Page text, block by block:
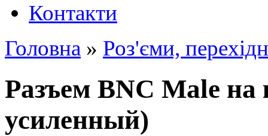
Контакти
Головна » Роз'єми,
Разъем BNC Male
усиленный)